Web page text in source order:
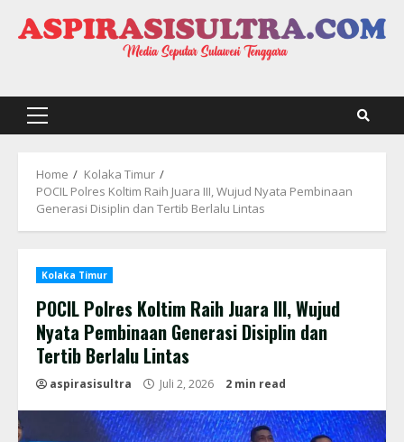
Primary
Home
Kolaka Timur
POCIL Polres Koltim Raih Juara III, Wujud Nyata Pembinaan
Generasi Disiplin dan Tertib Berlalu Lintas
Kolaka Timur
POCIL Polres Koltim Raih Juara III, Wujud
Nyata Pembinaan Generasi Disiplin dan
Tertib Berlalu Lintas
aspirasisultra Juli 2, 2026 2 min read